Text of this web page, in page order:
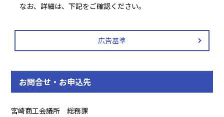
なお、詳細は、下記をご確認ください。
広告基準
お問合せ・お申込先
宮崎商工会議所 総務課